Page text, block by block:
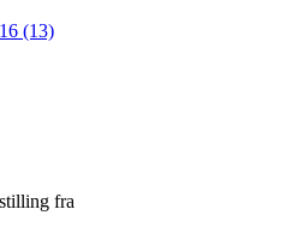
(13)
fra